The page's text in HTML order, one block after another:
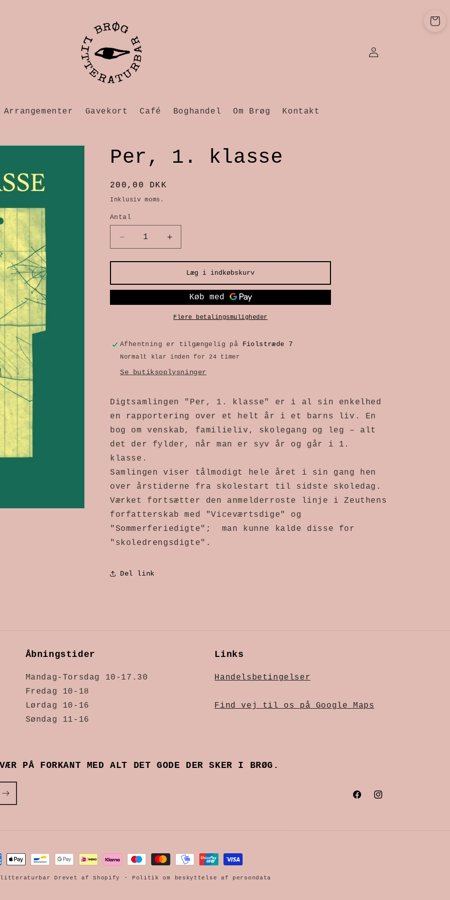
Arrangementer Gavekort Café Boghandel Om Brøg Kontakt
ind
Per, 1. klasse
Normalpris
200,00 DKK
Inklusiv moms.
Antal
antallet
Per,
antallet
Per,
Læg i indkøbskurv
Flere betalingsmuligheder
Afhentning er tilgængelig på Fiolstræde 7
Normalt klar inden for 24 timer
Se butiksoplysninger
Digtsamlingen "Per, 1. klasse" er i al sin enkelhed
en rapportering over et helt år i et barns liv. En
bog om venskab, familieliv, skolegang og leg – alt
det der fylder, når man er syv år og går i 1.
klasse.
Samlingen viser tålmodigt hele året i sin gang hen
over årstiderne fra skolestart til sidste skoledag.
Værket fortsætter den anmelderroste linje i Zeuthens
forfatterskab med "Viceværtsdige" og
"Sommerferiedigte"; man kunne kalde disse for
"skoledrengsdigte".
Del link
Åbningstider
Mandag-Torsdag 10-17.30
Fredag 10-18
Lørdag 10-16
Søndag 11-16
Links
Handelsbetingelser
Find vej til os på Google Maps
PÅ FORKANT MED ALT DET GODE DER SKER I BRØG.
FacebookInstagram
Drevet af Shopify Politik om beskyttelse af persondata